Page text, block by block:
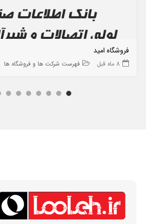
فروشگاه امید
8 ماه قبل فهرست شرکت ها و فروشگاه ها